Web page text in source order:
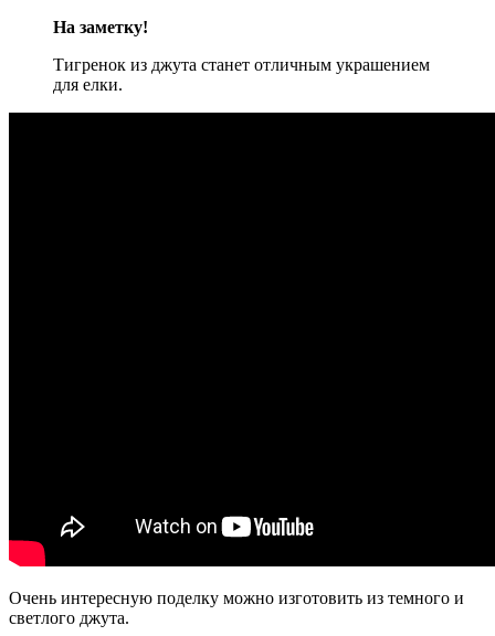
На заметку!
Тигренок из джута станет отличным украшением
для елки.
Очень интересную поделку можно изготовить из темного и
светлого джута.